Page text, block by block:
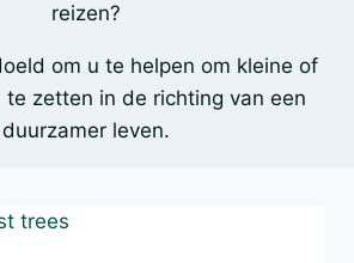
reizen?
om u te helpen om kleine of
zetten in de richting van een
duurzamer leven.